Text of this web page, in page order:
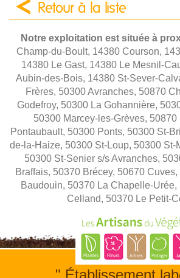
Retour à la liste
Notre exploitation est située à
Champ-du-Boult, 14380 Courson,
14380 Le Gast, 14380 Le Mesnil-
Aubin-des-Bois, 14380 St-Sever-
Frères, 50300 Avranches, 50870
Godefroy, 50300 La Gohannière,
50300 Marcey-les-Grèves,
Pontaubault, 50300 Ponts, 50300 St-
de-la-Haize, 50300 St-Loup, 50300 St-
50300 St-Senier s/s Avranches,
Braffais, 50370 Brécey, 50670
Baudouin, 50370 La Chapelle-Urée,
Celland, 50370 Le Petit-
" Établissement